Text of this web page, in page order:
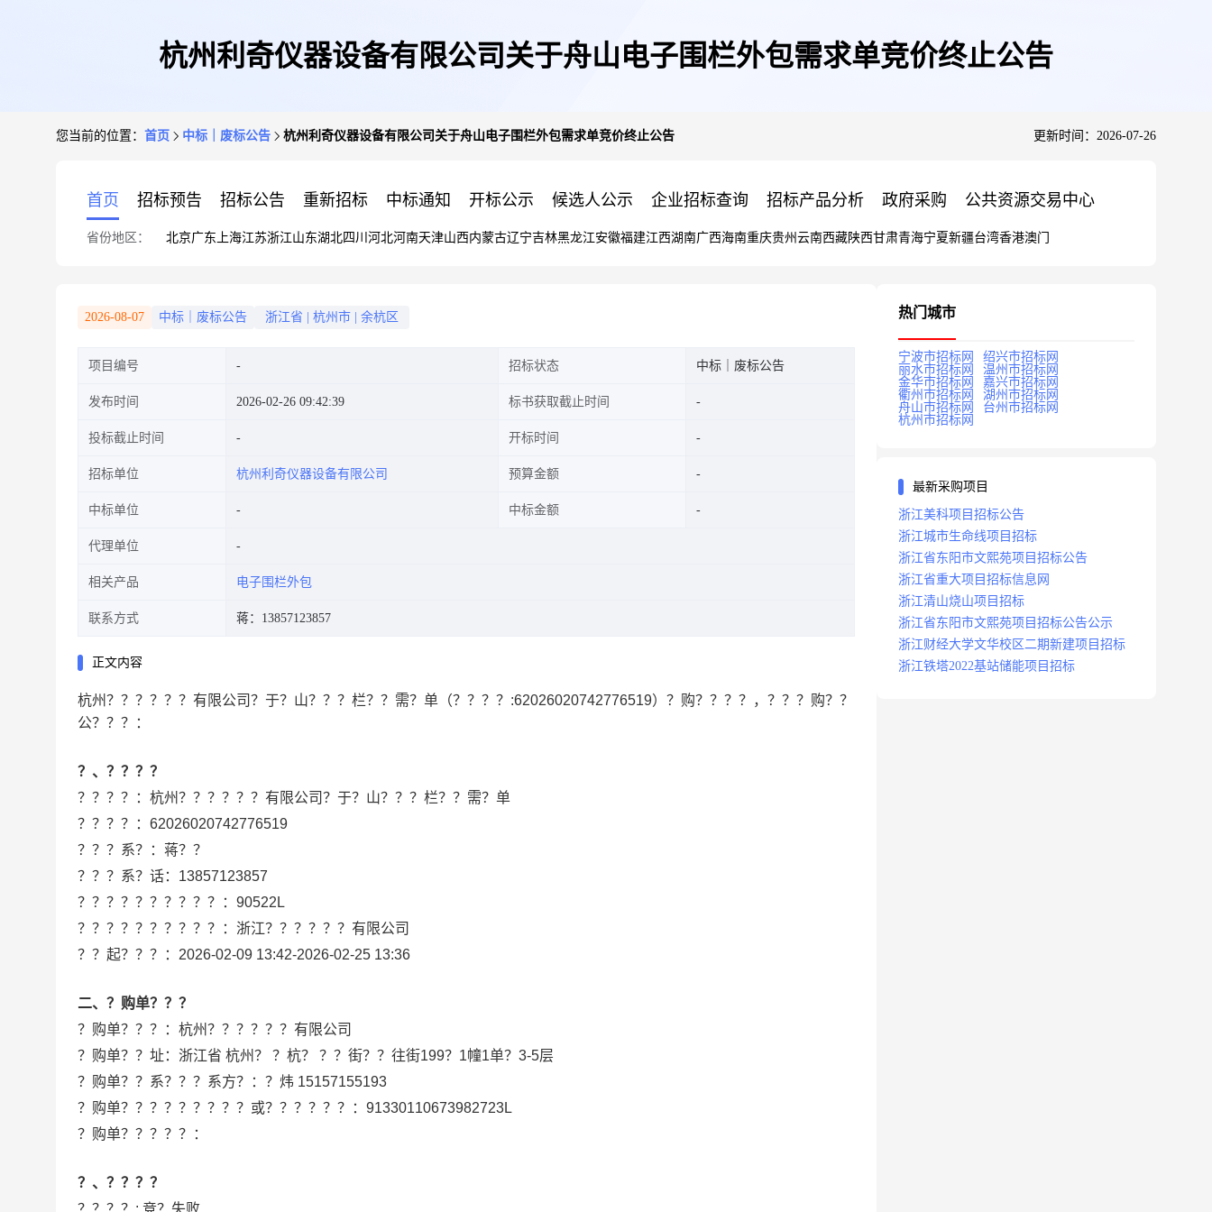
杭州利奇仪器设备有限公司关于舟山电子围栏外包需求单竞价终止公告
您当前的位置： 首页 中标｜废标公告 杭州利奇仪器设备有限公司关于舟山电子围栏外包需求单竞价终止公告 更新时间：2026-07-26
首页 招标预告 招标公告 重新招标 中标通知 开标公示 候选人公示 企业招标查询 招标产品分析 政府采购 公共资源交易中心
省份地区： 北京广东 上海江苏浙江山东湖北四川 河北河南天津山西内蒙古辽宁吉林黑龙江安徽福建江西湖南广西海南重庆贵州 云南西藏陕西甘肃青海宁夏新疆台湾香港澳门
2026-08-07 中标｜废标公告 浙江省 杭州市 余杭区
项目编号 招标状态 中标｜废标公告
发布时间 2026-02-26 09:42:39 标书获取截止时间
投标截止时间 开标时间
招标单位 杭州利奇仪器设备有限公司 预算金额
中标单位 中标金额
代理单位
相关产品 电子围栏外包
联系方式 蒋：13857123857
正文内容
杭州？？？？？？有限公司？于？山？？？栏？？需？单 （？？？？:62026020742776519）？购？？？？，？？？购？？
公？？？：
？、？？？？
？？？？： 杭州？？？？？？有限公司？于？山？？？栏？？需？单
？？？？： 62026020742776519
？？？系？： 蒋？？
？？？系？话： 13857123857
？？？？？？？？？？： 90522L
？？？？？？？？？？： 浙江？？？？？？有限公司
？？起？？？： 2026-02-09 13:42-2026-02-25 13:36
二、？购单？？？
？购单？？？： 杭州？？？？？？有限公司
？购单？？址： 浙江省 杭州？ ？杭？ ？？街？？往街199？1幢1单？3-5层
？购单？？系？？？系方？： ？炜 15157155193
？购单？？？？？？？？？或？？？？？？： 91330110673982723L
？购单？？？？？：
？、？？？？
？？？？: 竞？失败
热门城市
宁波市招标网
绍兴市招标网
丽水市招标网
温州市招标网
金华市招标网
嘉兴市招标网
衢州市招标网
湖州市招标网
舟山市招标网
台州市招标网
杭州市招标网
最新采购项目
浙江美科项目招标公告
浙江城市生命线项目招标
浙江省东阳市文熙苑项目招标公告
浙江省重大项目招标信息网
浙江清山烧山项目招标
浙江省东阳市文熙苑项目招标公告公示
浙江财经大学文华校区二期新建项目招标
浙江铁塔2022基站储能项目招标